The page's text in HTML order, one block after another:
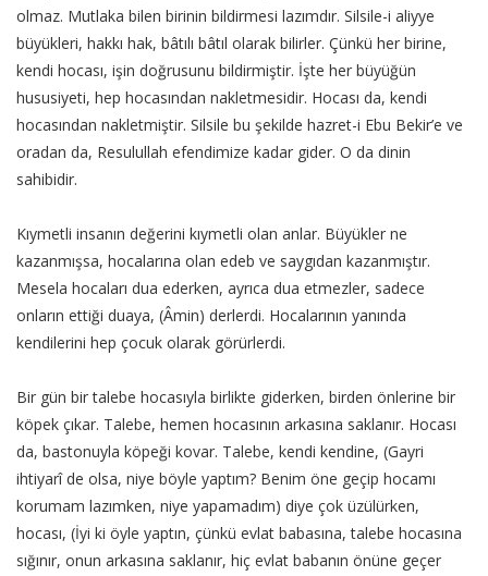
olmaz. Mutlaka bilen birinin bildirmesi lazımdır. Silsile-i aliyye
büyükleri, hakkı hak, bâtılı bâtıl olarak bilirler. Çünkü her birine,
kendi hocası, işin doğrusunu bildirmiştir. İşte her büyüğün
hususiyeti, hep hocasından nakletmesidir. Hocası da, kendi
hocasından nakletmiştir. Silsile bu şekilde hazret-i Ebu Bekir’e ve
oradan da, Resulullah efendimize kadar gider. O da dinin
sahibidir.
Kıymetli insanın değerini kıymetli olan anlar. Büyükler ne
kazanmışsa, hocalarına olan edeb ve saygıdan kazanmıştır.
Mesela hocaları dua ederken, ayrıca dua etmezler, sadece
onların ettiği duaya, (Âmin) derlerdi. Hocalarının yanında
kendilerini hep çocuk olarak görürlerdi.
Bir gün bir talebe hocasıyla birlikte giderken, birden önlerine bir
köpek çıkar. Talebe, hemen hocasının arkasına saklanır. Hocası
da, bastonuyla köpeği kovar. Talebe, kendi kendine, (Gayri
ihtiyarî de olsa, niye böyle yaptım? Benim öne geçip hocamı
korumam lazımken, niye yapamadım) diye çok üzülürken,
hocası, (İyi ki öyle yaptın, çünkü evlat babasına, talebe hocasına
sığınır, onun arkasına saklanır, hiç evlat babanın önüne geçer